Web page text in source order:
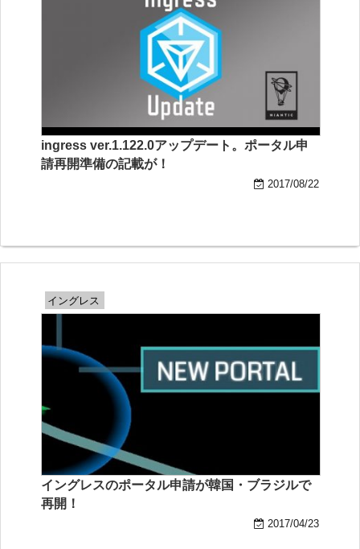
ingress ver.1.122.0アップデート。ポータル申
請再開準備の記載が！
2017/08/22
イングレス
イングレスのポータル申請が韓国・ブラジルで
再開！
2017/04/23